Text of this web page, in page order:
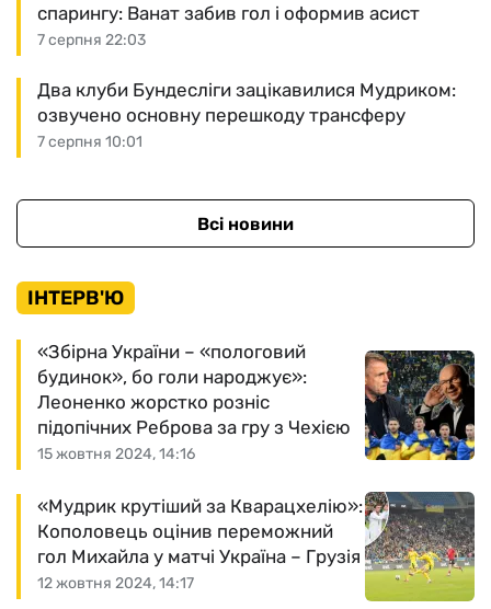
7 серпня 22:03
спарингу: Ванат забив гол і оформив асист
7 серпня 10:01
Два клуби Бундесліги зацікавилися Мудриком:
озвучено основну перешкоду трансферу
Всі новини
ІНТЕРВ'Ю
15 жовтня 2024, 14:16
«Збірна України – «пологовий
будинок», бо голи народжує»:
Леоненко жорстко розніс
підопічних Реброва за гру з Чехією
12 жовтня 2024, 14:17
«Мудрик крутіший за Кварацхелію»:
Кополовець оцінив переможний
гол Михайла у матчі Україна – Грузія